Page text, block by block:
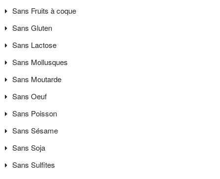
Sans Fruits à coque
Sans Gluten
Sans Lactose
Sans Mollusques
Sans Moutarde
Sans Oeuf
Sans Poisson
Sans Sésame
Sans Soja
Sans Sulfites